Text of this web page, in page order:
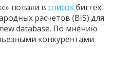
попали в списокбигтех-
расчетов (BIS) для
database. По мнению
конкурентами